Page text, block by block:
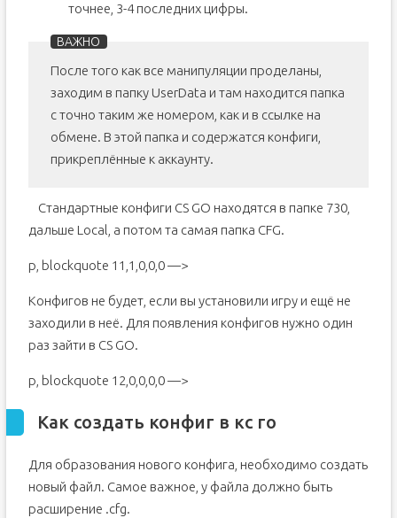
точнее, 3-4 последних цифры.
После того как все манипуляции проделаны,
заходим в папку UserData и там находится папка
с точно таким же номером, как и в ссылке на
обмене. В этой папка и содержатся конфиги,
прикреплённые к аккаунту.
Стандартные конфиги CS GO находятся в папке 730,
дальше Local, а потом та самая папка CFG.
p, blockquote 11,1,0,0,0 —>
Конфигов не будет, если вы установили игру и ещё не
заходили в неё. Для появления конфигов нужно один
раз зайти в CS GO.
p, blockquote 12,0,0,0,0 —>
Как создать конфиг в кс го
Для образования нового конфига, необходимо создать
новый файл. Самое важное, у файла должно быть
расширение .cfg.